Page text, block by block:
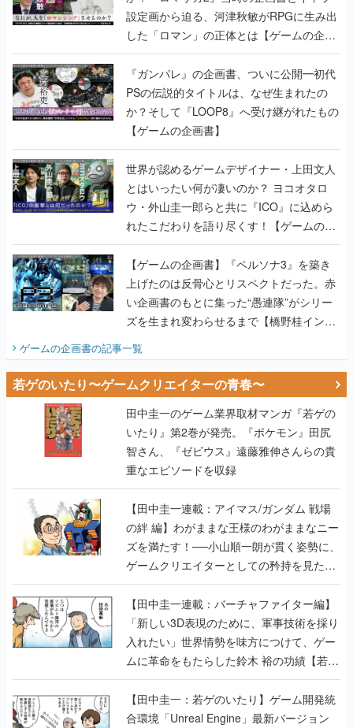
設定画から迫る、河津秋敏がRPGに生み出
した「ロマン」の正体とは【ゲームの企画
書】
『ガンパレ』の企画書、ついに公開━初代
PSの伝説的タイトルは、なぜ生まれたの
か？そして『LOOP8』へ受け継がれたもの
【ゲームの企画書】
世界が認めるゲームデザイナー・上田文人
とはいったい何が凄いのか？ ヨコオタロ
ウ・外山圭一郎らと共に『ICO』に込めら
れたこだわりを語り尽くす！【ゲームの企
画書】
【ゲームの企画書】『ペルソナ3』を築き
上げたのは反骨心とリスペクトだった。赤
い企画書のもとに集った“愚連隊”がシリー
ズを生まれ変わらせるまで【橋野桂インタ
ビュー】
ゲームの企画書の記事一覧
若ゲのいたり〜ゲームクリエイターの青春〜
田中圭一のゲーム業界取材マンガ『若ゲの
いたり』第2巻が発売。『ポケモン』田尻
智さん、『ゼビウス』遠藤雅伸さんらの貴
重なエピソードを収録
【田中圭一連載：アイマス/ガンダム 戦場
の絆 編】わがままな王様のわがままなニー
ズを満たす！──小山順一朗が貫く姿勢に、
ゲームクリエイターとしての矜持を見た
【若ゲのいたり最終回】
【田中圭一連載：バーチャファイター編】
「新しい3D表現のために、軍事技術を採り
入れたい」世界情勢を味方につけて、ゲー
ムに革命をもたらした鈴木 裕の功績【若ゲ
のいたり】
【田中圭一：若ゲのいたり】ゲーム開発統
合環境「Unreal Engine」最新バージョン